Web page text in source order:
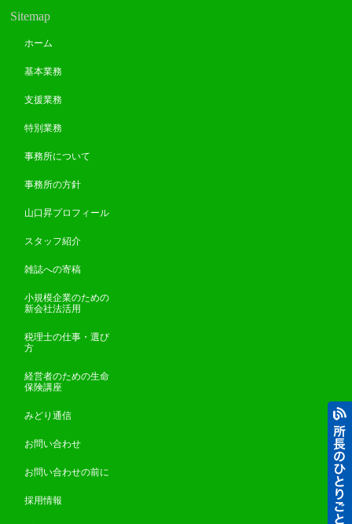
Sitemap
ホーム
基本業務
支援業務
特別業務
事務所について
事務所の方針
山口昇プロフィール
スタッフ紹介
雑誌への寄稿
小規模企業のための
新会社法活用
税理士の仕事・選び
方
経営者のための生命
保険講座
みどり通信
お問い合わせ
お問い合わせの前に
採用情報